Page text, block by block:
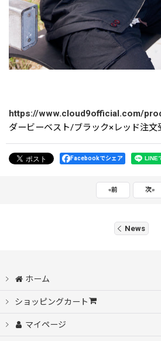
https://www.cloud9official.com/
ダービーベスト/ブラック×レッド注文
Facebookでシェア
«前 次»
News
ホーム
ショッピングカート
マイページ